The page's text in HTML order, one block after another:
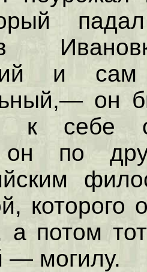
и
он
к себе
он по
которого
а потом
— могилу.